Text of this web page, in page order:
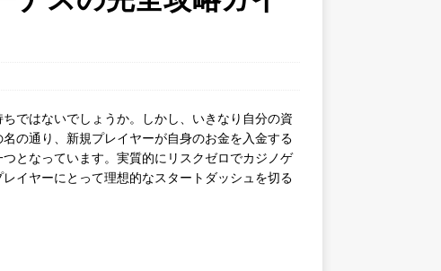
ではないでしょうか。しかし、いきなり自分の資
の通り、新規プレイヤーが自身のお金を入金する
となっています。実質的にリスクゼロでカジノゲ
イヤーにとって理想的なスタートダッシュを切る